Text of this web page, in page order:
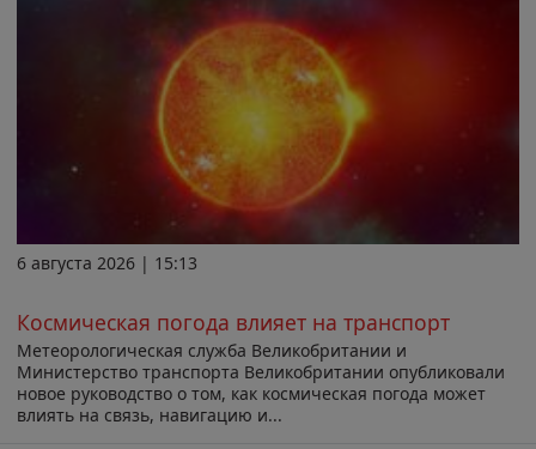
6 августа 2026 | 15:13
Космическая погода влияет на транспорт
Метеорологическая служба Великобритании и
Министерство транспорта Великобритании опубликовали
новое руководство о том, как космическая погода может
влиять на связь, навигацию и...